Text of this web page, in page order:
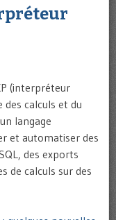
(interpréteur
des calculs et du
langage
et automatiser des
des exports
de calculs sur des